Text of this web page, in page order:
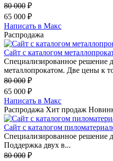
80 000 ₽
65 000 ₽
Написать в Макс
Распродажа
Сайт с каталогом
Специализированное решение
металлопрокатом. Две цены к
80 000 ₽
65 000 ₽
Написать в Макс
Распродажа Хит продаж
Сайт с каталогом
Специализированное решение
Поддержка двух в...
80 000 ₽